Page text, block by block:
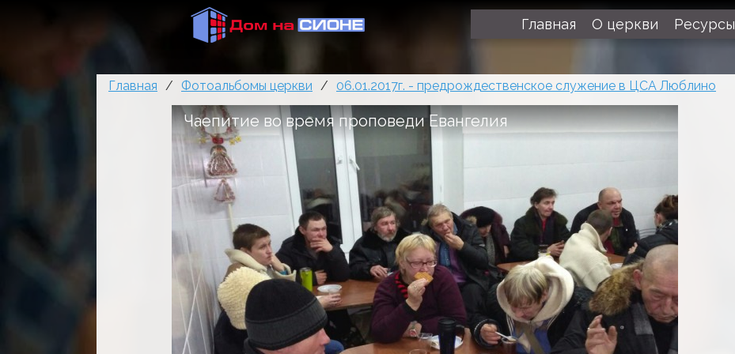
Главная О церкви Ресурсы
Главная / Фотоальбомы церкви / 06.01.2017г. - предрождественское служение в ЦСА Люблино
Чаепитие во время проповеди Евангелия